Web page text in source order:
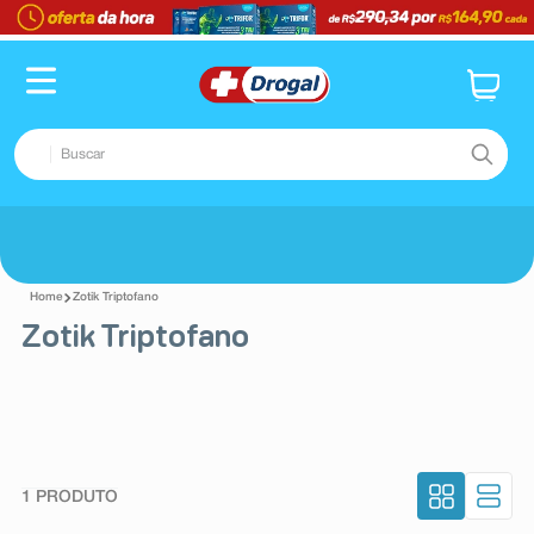
Buscar
dipirona
3º lenço umedecido
Zotik Triptofano
Zotik Triptofano
1 PRODUTO